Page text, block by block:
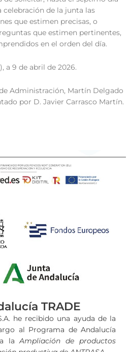
de la junta las
que estimen precisas, o
que estimen pertinentes,
en el orden del día.
a 9 de abril de 2026.
Administración, Martín Delgado
por D. Javier Carrasco Martín.
TRADE
he recibido una ayuda de la
al Programa de Andalucía
laAmpliación de productos